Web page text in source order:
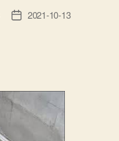
Post2021-10-13